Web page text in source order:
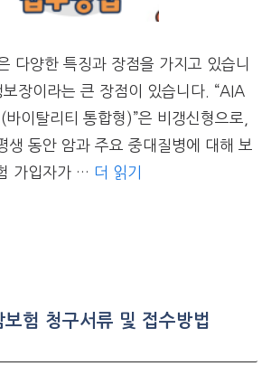
다양한 특징과 장점을 가지고 있습니
장이라는 큰 장점이 있습니다. “AIA
이탈리티 통합형)”은 비갱신형으로,
생 동안 암과 주요 중대질병에 대해 보
가입자가 … 더 읽기
험 청구서류 및 접수방법